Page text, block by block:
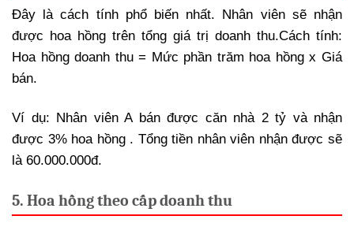
Đây là cách tính phổ biến nhất. Nhân viên sẽ nhận
được hoa hồng trên tổng giá trị doanh thu.Cách tính:
Hoa hồng doanh thu = Mức phần trăm hoa hồng x Giá
bán.
Ví dụ: Nhân viên A bán được căn nhà 2 tỷ và nhận
được 3% hoa hồng . Tổng tiền nhân viên nhận được sẽ
là 60.000.000đ.
5. Hoa hồng theo cấp doanh thu